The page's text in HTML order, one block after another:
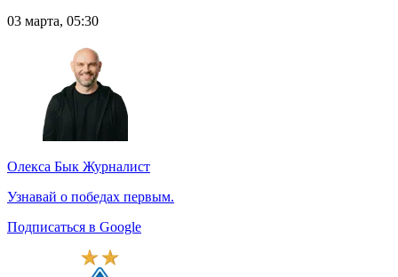
03 марта, 05:30
Олекса Бык Журналист
Узнавай о победах первым.
Подписаться в Google